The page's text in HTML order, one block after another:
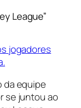
League”
jogadores
da equipe
se juntou ao